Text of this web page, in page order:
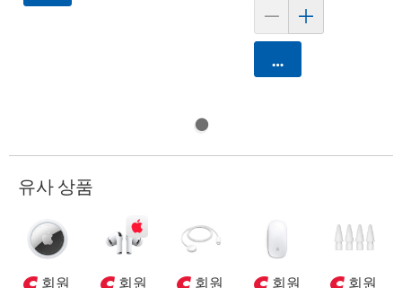
카트에 담기
유사 상품
회원
회원
회원
회원
회원